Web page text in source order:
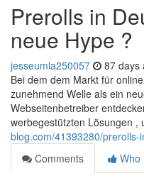
Prerolls in
neue Hype ?
jesseumla250057 87 days
Bei dem dem Markt für
zunehmend Welle als ein
Webseitenbetreiber
werbegestützten Lösungen ,
blog.com/41393280/
Comments
Who